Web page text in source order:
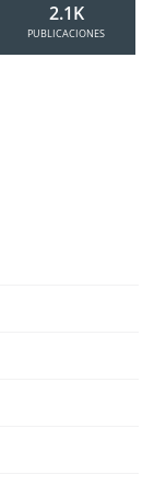
2.1K
PUBLICACIONES